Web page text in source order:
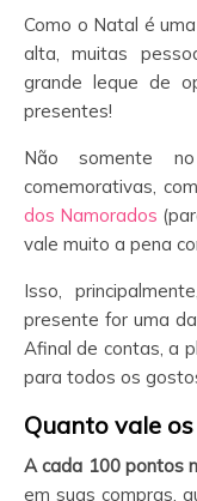
Como o Natal é
alta, muitas
grande leque de
presentes!
Não somente
comemorativas,
dos Namorados
vale muito a pena
Isso,
presente for uma
Afinal de contas, a
para todos os
Quanto vale
A cada 100 pontos
em suas compras,